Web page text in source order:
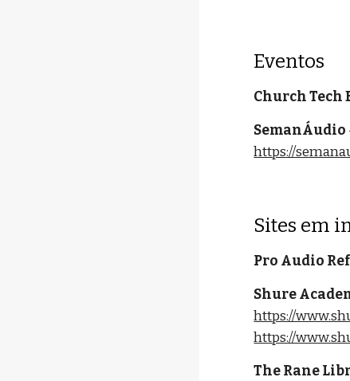
Eventos
Church Tech
SemanÁudio
https://
Sites em
Pro Audio
Shure
https://
https://
The Rane